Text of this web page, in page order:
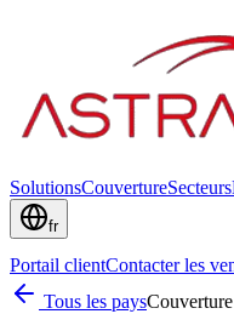
SolutionsCouvertureSecteurs
fr
Portail clientContacter les
Tous les pays